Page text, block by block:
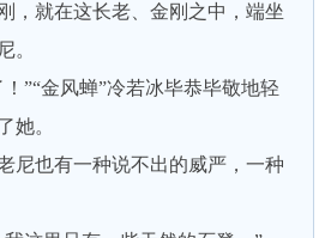
，就在这长老、金刚之中，端坐
。
金风蝉”冷若冰毕恭毕敬地轻
她。
也有一种说不出的威严，一种